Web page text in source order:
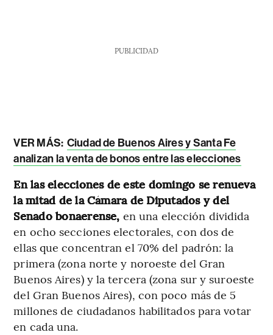
PUBLICIDAD
VER MÁS: Ciudad de Buenos Aires y Santa Fe
analizan la venta de bonos entre las elecciones
En las elecciones de este domingo se renueva
la mitad de la Cámara de Diputados y del
Senado bonaerense, en una elección dividida
en ocho secciones electorales, con dos de
ellas que concentran el 70% del padrón: la
primera (zona norte y noroeste del Gran
Buenos Aires) y la tercera (zona sur y suroeste
del Gran Buenos Aires), con poco más de 5
millones de ciudadanos habilitados para votar
en cada una.